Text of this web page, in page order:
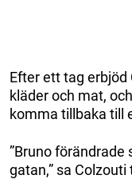
Efter ett tag
kläder och mat,
komma tillbaka till
”Bruno förändrade
gatan,” sa Colzouti